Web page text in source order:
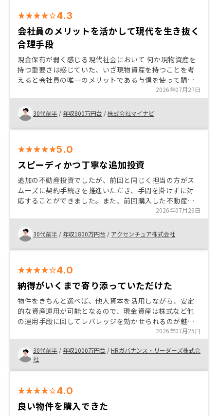
4.3
会社員のメリットを活かして現代を生き抜く
合理手段
現金保有が弱く感じる現代社会において 何か現物資産を
持つ重要さは感じていた、いざ現物資産を持つことを考
えると会社員の唯一のメリットである与信を使って購入
できる高単価商品が不動産だった また老後に家がない場
合も最悪買った家に住むこともできると想定し購入に至
った また地方に実需用不動産を購入するつもりがなかっ
た（都心への通勤が嫌）ので投資で与信を使いたかった
※このニーズはたくさんあると思う
2026年07月27日
30代前半 / 年収800万円台 /株式会社マイナビ
5.0
スピーディかつ丁寧な追加投資
追加の不動産投資でしたが、前回と同じく担当の方がス
ムーズに契約手続きを推進いただき、手間を掛けずに対
応することができました。また、前回購入した不動産を
踏まえたポートフォリオ戦略の助言等、有意義に面談を
実施いただくことができました。
2026年07月26日
30代前半 / 年収1800万円台 / アクセンチュア株式会社
4.0
納得がいくまで寄り添っていただけた
物件をきちんと選べば、他人資本を活用しながら、安定
的な資産運用が可能となるので、現金資産は株式など他
の運用手段に回してレバレッジを効かせられるのが魅力
だと感じています。 中でも、reonsyは物件のストックの
数や、サポート体制が特に充実していると感じました。
諸費用の内訳や必要な理由、他社との比較(●●という項
目が他社より高いが、それが妥当な理由など)がわかると
安心して決められた。
2026年07月25日
30代前半 / 年収1000万円台 /HRガバナンス・リーダーズ株式会
社
4.0
良い物件を購入できた